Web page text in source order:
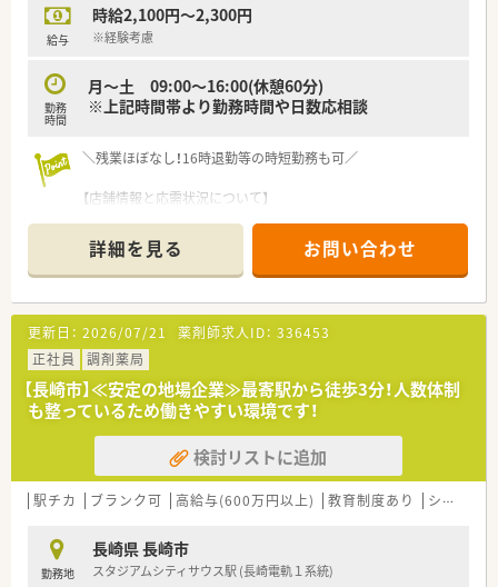
給与
時給2,100円～2,300円
※経験考慮
勤務
時間
月～土 09:00～16:00(休憩60分)
※上記時間帯より勤務時間や日数応相談
＼残業ほぼなし！16時退勤等の時短勤務も可／
【店舗情報と応需状況について】
隣にはスーパーやバス停もあるため日々の買い物にも便利な立
地です。
■門前病院から透析やがんの処方箋を応需するほか、特殊な漢方
の処方や多科目の面応需もあり、幅広い知識が経験できる環境で
す。
■1日あたり120枚の処方箋を応需しており、中でも午前中に半
数以上が集中するため、朝からお昼にかけてが活気にあふれる店
舗で、その間に勤務できる方を積極募集中です。
【募集背景と求める人物像について】
■パート募集です。16時まで等も可能です
■調剤や監査の役割を固定せず全員で臨機応変に協力し合って
いるため、周囲と柔軟に連携を取りながら動ける方を求めていま
す。
寄り添う丁寧な対応ができる方であればブランクがあっても歓
迎です。
詳細を見る お問い合わせ
更新日： 2026/07/21 薬剤師求人ID： 336453
正社員
調剤薬局
【長崎市】≪安定の地場企業≫最寄駅から徒歩3分！人数体制
も整っているため働きやすい環境です！
検討リストに追加
駅チカ ブランク可 高給与(600万円以上) 教育制度あり シフト制
勤務地
長崎県 長崎市
スタジアムシティサウス駅 (長崎電軌１系統)